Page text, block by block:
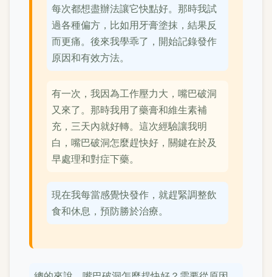
每次都想盡辦法讓它快點好。那時我試
過各種偏方，比如用牙膏塗抹，結果反
而更痛。後來我學乖了，開始記錄發作
原因和有效方法。
有一次，我因為工作壓力大，嘴巴破洞
又來了。那時我用了藥膏和維生素補
充，三天內就好轉。這次經驗讓我明
白，嘴巴破洞怎麼趕快好，關鍵在於及
早處理和對症下藥。
現在我每當感覺快發作，就趕緊調整飲
食和休息，預防勝於治療。